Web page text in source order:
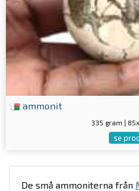
ammonit
335 gram |
se
De små ammoniterna från